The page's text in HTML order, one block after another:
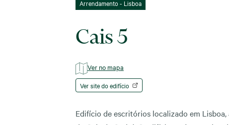
Arrendamento - Lisboa
Cais 5
Ver no mapa
Ver site do edifício
Edifício de escritórios localizado em